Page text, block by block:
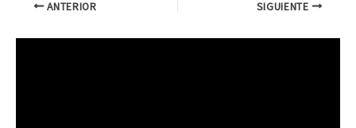
ANTERIOR SIGUIENTE